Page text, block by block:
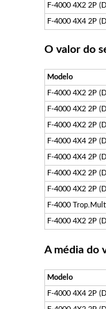
F-4000 4X2 2P
F-4000 4X4 2P
O valor do
Modelo
F-4000 4X2 2P
F-4000 4X2 2P
F-4000 4X2 2P
F-4000 4X4 2P
F-4000 4X4 2P
F-4000 4X2 2P
F-4000 4X2 2P
F-4000
F-4000 4X2 2P
A média do
Modelo
F-4000 4X4 2P